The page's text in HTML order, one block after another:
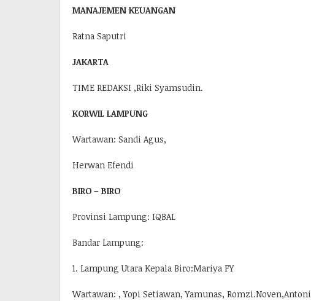
MANAJEMEN KEUANGAN
Ratna Saputri
JAKARTA
TIME REDAKSI ,Riki Syamsudin.
KORWIL LAMPUNG
Wartawan: Sandi Agus,
Herwan Efendi
BIRO – BIRO
Provinsi Lampung: IQBAL
Bandar Lampung:
1. Lampung Utara Kepala Biro:Mariya FY
Wartawan: , Yopi Setiawan, Yamunas, Romzi.Noven,Antoni